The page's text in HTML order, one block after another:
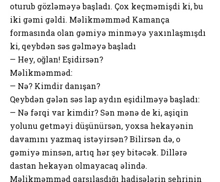
oturub gözləməyə başladı. Çox keçməmişdi ki, bu
iki gəmi gəldi. Məlikməmməd Kamança
formasında olan gəmiyə minməyə yaxınlaşmışdı
ki, qeybdən səs gəlməyə başladı
— ⁠Hey, oğlan! Eşidirsən?
Məlikməmməd:
— Nə? ⁠Kimdir danışan?
⁠Qeybdən gələn səs lap aydın eşidilməyə başladı:
— Nə fərqi var kimdir? Sən mənə de ki, aşiqin
yolunu getməyi düşünürsən, yoxsa hekayənin
davamını yazmaq istəyirsən? Bilirsən də, o
gəmiyə minsən, artıq hər şey bitəcək. Dillərə
dastan hekayən olmayacaq əlində.
Məlikməmməd qarşılaşdığı hadisələrin sehrinin